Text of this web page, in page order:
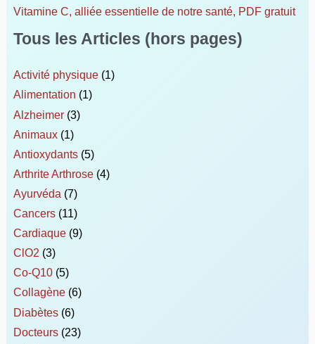
Vitamine C, alliée essentielle de notre santé, PDF gratuit
Tous les Articles (hors pages)
Activité physique(1)
Alimentation (1)
Alzheimer(3)
Animaux(1)
Antioxydants(5)
Arthrite Arthrose(4)
Ayurvéda (7)
Cancers(11)
Cardiaque(9)
ClO2 (3)
Co-Q10(5)
Collagène(6)
Diabètes(6)
Docteurs(23)